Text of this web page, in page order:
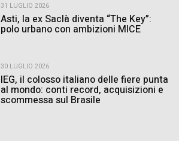
31 LUGLIO 2026
Asti, la ex Saclà diventa “The Key”:
polo urbano con ambizioni MICE
30 LUGLIO 2026
IEG, il colosso italiano delle fiere punta
al mondo: conti record, acquisizioni e
scommessa sul Brasile